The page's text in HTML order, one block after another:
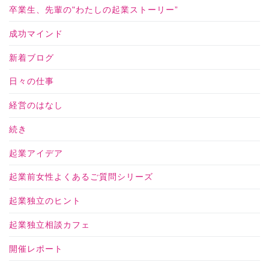
卒業生、先輩の"わたしの起業ストーリー”
成功マインド
新着ブログ
日々の仕事
経営のはなし
続き
起業アイデア
起業前女性よくあるご質問シリーズ
起業独立のヒント
起業独立相談カフェ
開催レポート